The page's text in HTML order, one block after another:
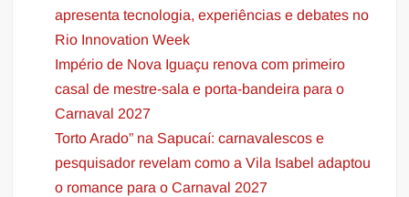
apresenta tecnologia, experiências e debates no
Rio Innovation Week
Império de Nova Iguaçu renova com primeiro
casal de mestre-sala e porta-bandeira para o
Carnaval 2027
Torto Arado” na Sapucaí: carnavalescos e
pesquisador revelam como a Vila Isabel adaptou
o romance para o Carnaval 2027